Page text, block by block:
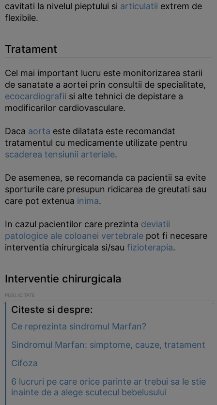
cavitati la nivelul pieptului si articulatii extrem de
flexibile.
Tratament
Cel mai important lucru este monitorizarea starii
de sanatate a aortei prin consultii de specialitate,
ecocardiografii si alte tehnici de depistare a
modificarilor cardiovasculare.
Daca aorta este dilatata este recomandat
tratamentul cu medicamente utilizate pentru
scaderea tensiunii arteriale.
De asemenea, se recomanda ca pacientii sa evite
sporturile care presupun ridicarea de greutati sau
care pot extenua inima.
In cazul pacientilor care prezinta deviatii
patologice ale coloanei vertebrale pot fi necesare
interventia chirurgicala si/sau fizioterapia.
Interventie chirurgicala
Citeste si despre:
Ce reprezinta sindromul Marfan?
Sindromul Marfan: simptome, cauze, tratament
Cifoza
6 lucruri pe care orice parinte ar trebui sa le stie
inainte de a alege scutecul bebelusului